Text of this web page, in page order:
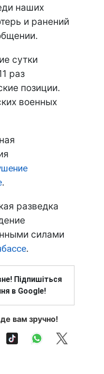
наших
и ранений
сутки
раз
позиции.
военных
.
разведка
силами
.
Підпишіться
в Google!
вам зручно!